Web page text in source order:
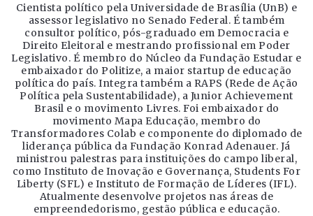
Cientista político pela Universidade de Brasília (UnB) e
assessor legislativo no Senado Federal. É também
consultor político, pós-graduado em Democracia e
Direito Eleitoral e mestrando profissional em Poder
Legislativo. É membro do Núcleo da Fundação Estudar e
embaixador do Politize, a maior startup de educação
política do país. Integra também a RAPS (Rede de Ação
Política pela Sustentabilidade), a Junior Achievement
Brasil e o movimento Livres. Foi embaixador do
movimento Mapa Educação, membro do
Transformadores Colab e componente do diplomado de
liderança pública da Fundação Konrad Adenauer. Já
ministrou palestras para instituições do campo liberal,
como Instituto de Inovação e Governança, Students For
Liberty (SFL) e Instituto de Formação de Líderes (IFL).
Atualmente desenvolve projetos nas áreas de
empreendedorismo, gestão pública e educação.